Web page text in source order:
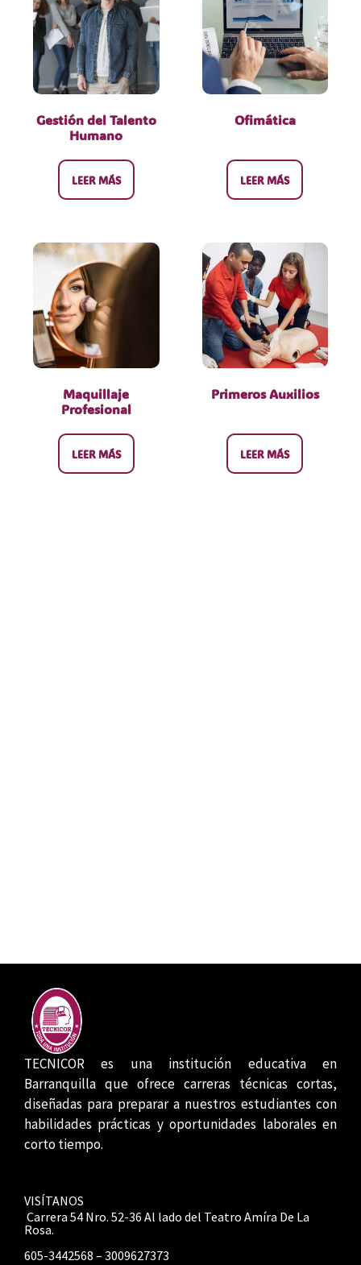
Gestión del Talento
Humano
LEER MÁS
Ofimática
LEER MÁS
Maquillaje
Profesional
LEER MÁS
Primeros Auxilios
LEER MÁS
TECNICOR es una institución educativa en
Barranquilla que ofrece carreras técnicas cortas,
diseñadas para preparar a nuestros estudiantes con
habilidades prácticas y oportunidades laborales en
corto tiempo.
VISÍTANOS
Carrera 54 Nro. 52-36 Al lado del Teatro Amíra De La
Rosa.
605-3442568 – 3009627373